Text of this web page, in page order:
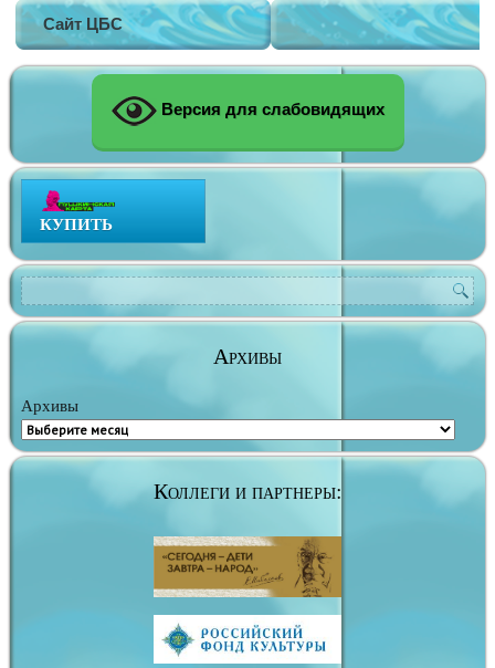
Сайт ЦБС
Версия для слабовидящих
КУПИТЬ
Архивы
Архивы
Коллеги и партнеры: